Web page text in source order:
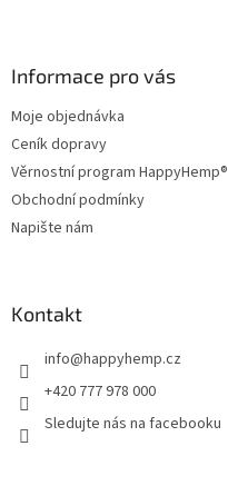
Informace pro vás
Moje objednávka
Ceník dopravy
Věrnostní program HappyHemp®
Obchodní podmínky
Napište nám
Kontakt
info@happyhemp.cz
+420 777 978 000
Sledujte nás na facebooku